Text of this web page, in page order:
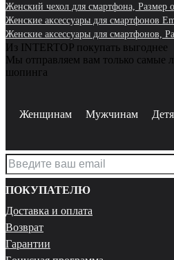
Женский чехол для смартфона,
Женские аксессуары для смартфонов
Женские аксессуары для смартфонов,
Из INTERTOP покупать выгоднее
Мы отправляем вам только самые
шопинга
Женщинам Мужчинам
ПОКУПАТЕЛЮ
Доставка и оплата
Возврат
Гарантии